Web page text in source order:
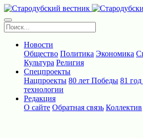
Новости
Общество Политика Экономика
Культура Религия
Спецпроекты
Нацпроекты 80 лет Победы 81
технологии
Редакция
О сайте Обратная связь Коллектив